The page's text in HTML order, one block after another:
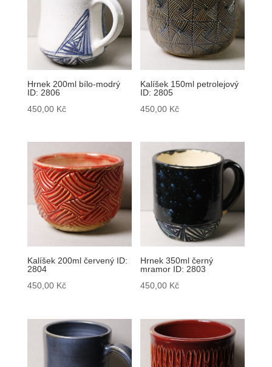
Hrnek 200ml bílo-modrý
ID: 2806
450,00 Kč
Kalíšek 150ml petrolejový
ID: 2805
450,00 Kč
Kalíšek 200ml červený ID:
2804
450,00 Kč
Hrnek 350ml černý
mramor ID: 2803
450,00 Kč